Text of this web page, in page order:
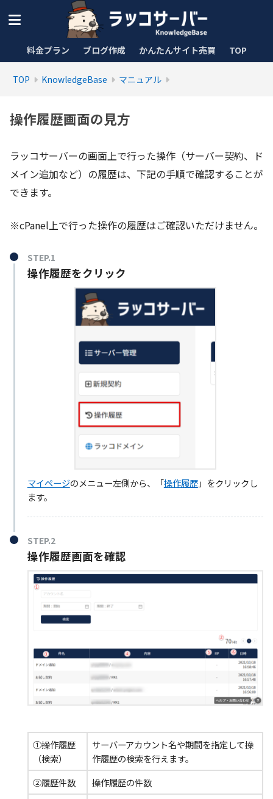
料金プラン ブログ作成 かんたんサイト売買 TOP
TOP KnowledgeBase マニュアル
操作履歴画面の見方
ラッコサーバーの画面上で行った操作（サーバー契約、ド
メイン追加など）の履歴は、下記の手順で確認することが
できます。
※cPanel上で行った操作の履歴はご確認いただけません。
STEP.1
操作履歴をクリック
マイページのメニュー左側から、「操作履歴」をクリックし
ます。
STEP.2
操作履歴画面を確認
①操作履歴
（検索）
サーバーアカウント名や期間を指定して操
作履歴の検索を行えます。
②履歴件数
操作履歴の件数